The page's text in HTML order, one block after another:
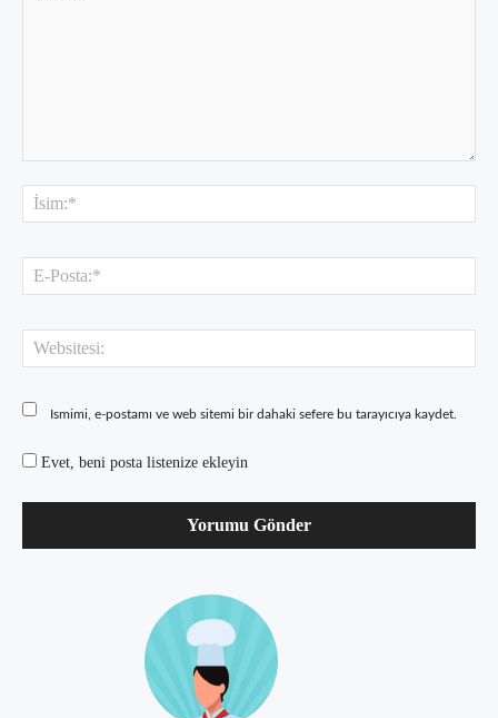
Ismimi, e-postamı ve web sitemi bir dahaki sefere bu tarayıcıya kaydet.
Evet, beni posta listenize ekleyin